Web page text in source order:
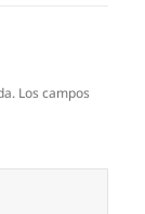
Los campos